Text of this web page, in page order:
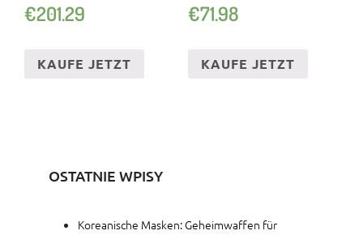
€201.29
KAUFE JETZT
€71.98
KAUFE JETZT
OSTATNIE WPISY
Koreanische Masken: Geheimwaffen für